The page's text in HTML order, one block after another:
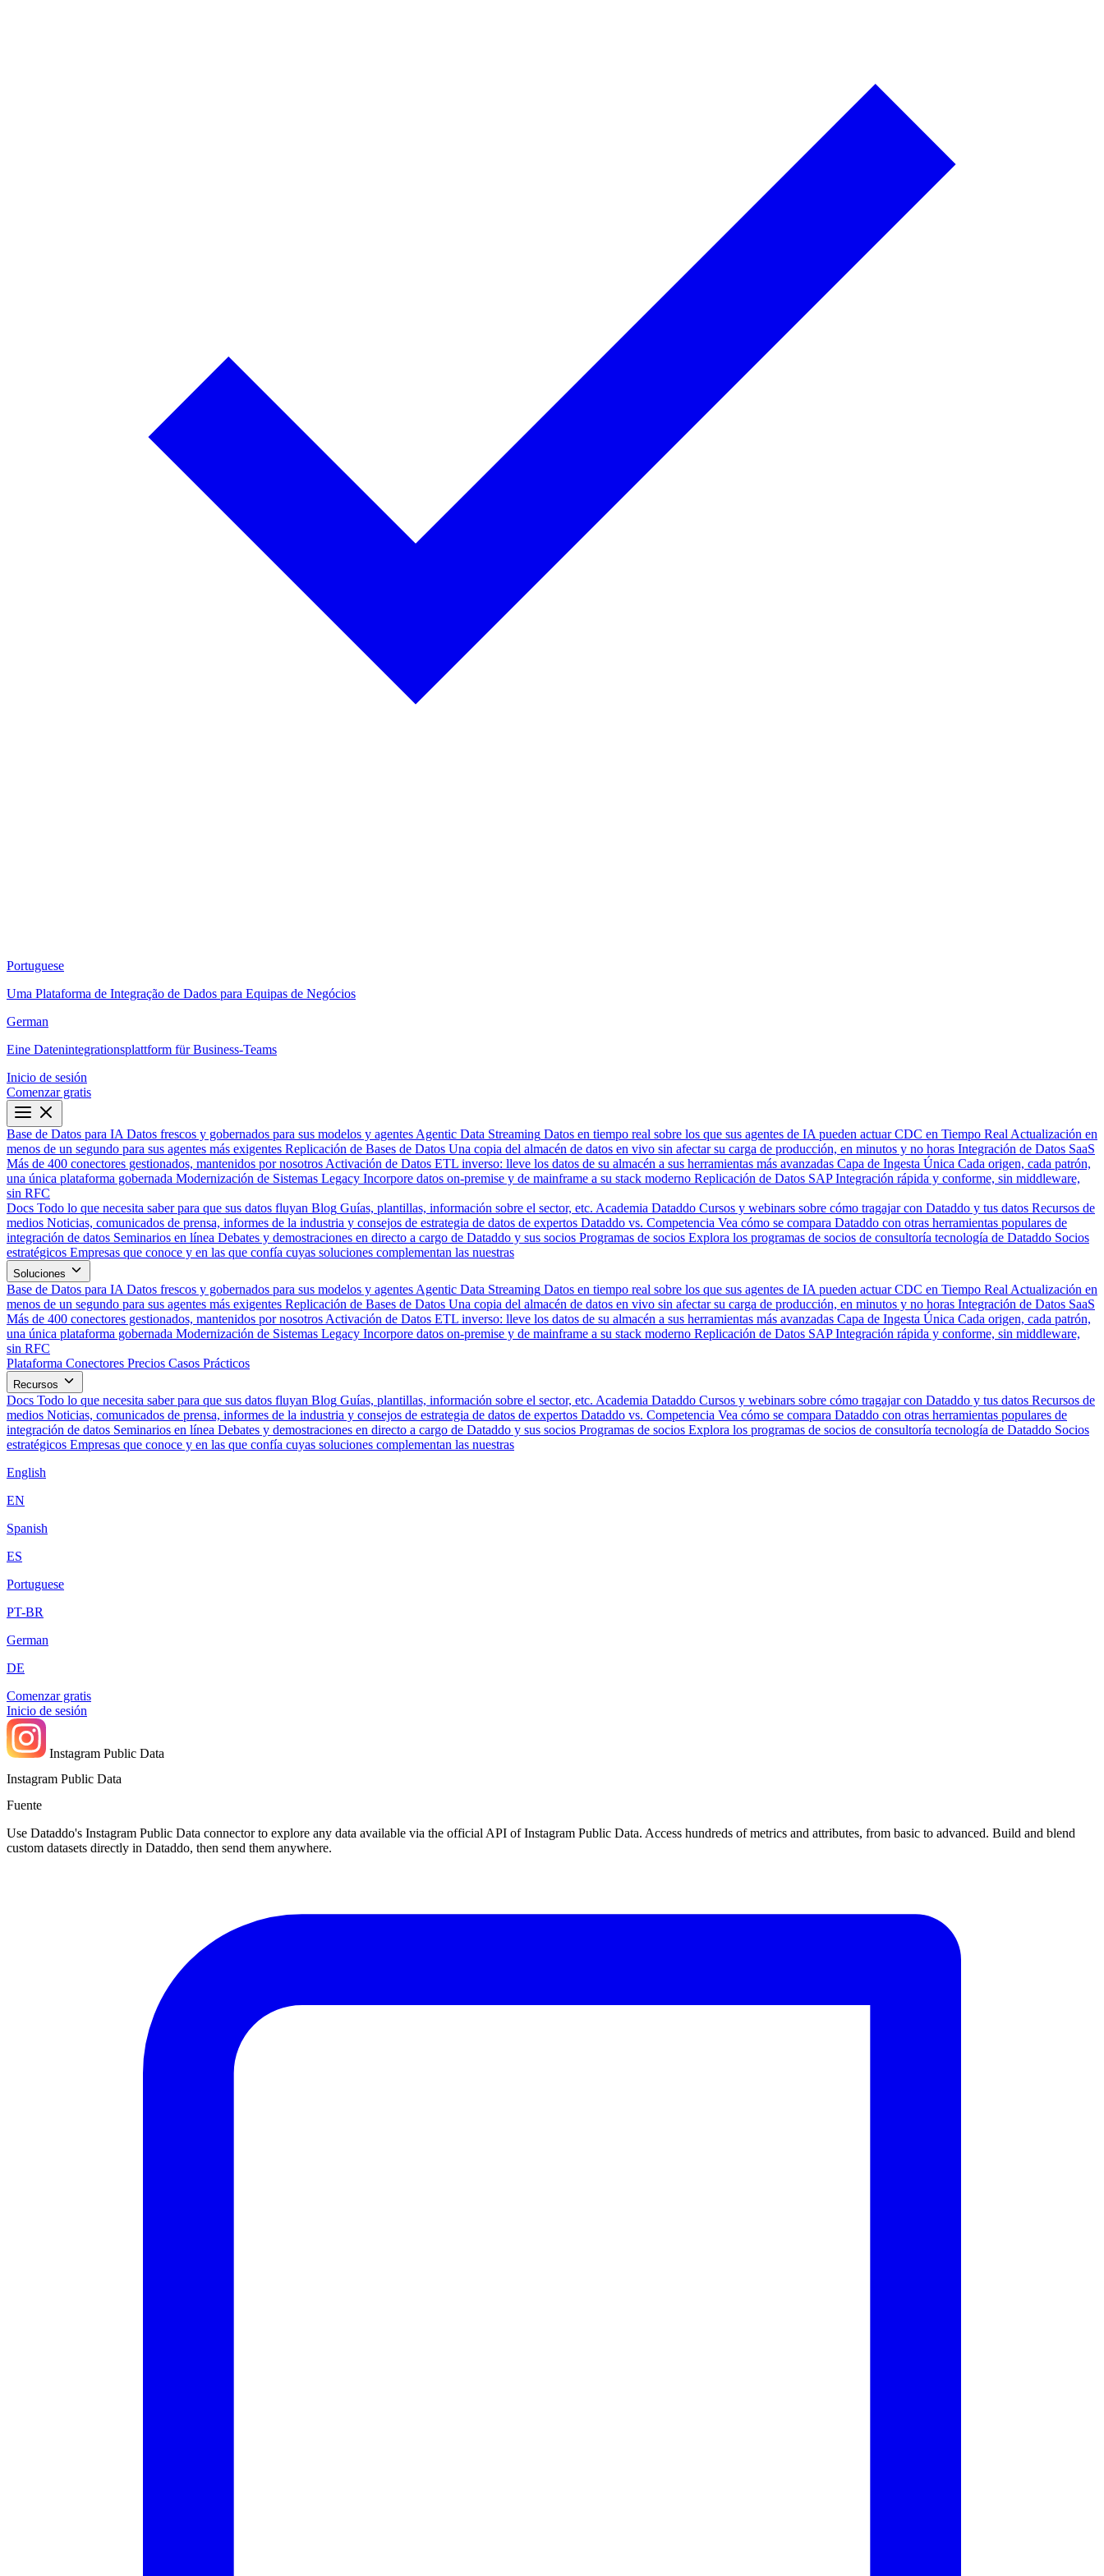
Portuguese
Uma Plataforma de Integração de Dados para Equipas de Negócios
German
Eine Datenintegrationsplattform für Business-Teams
Inicio de sesión
Comenzar gratis
Base de Datos para IA Datos frescos y gobernados para sus modelos y agentes Agentic Data Streaming Datos en tiempo real sobre los que sus agentes de IA pueden actuar CDC en Tiempo Real Actualización en
menos de un segundo para sus agentes más exigentes Replicación de Bases de Datos Una copia del almacén de datos en vivo sin afectar su carga de producción, en minutos y no horas Integración de Datos SaaS
Más de 400 conectores gestionados, mantenidos por nosotros Activación de Datos ETL inverso: lleve los datos de su almacén a sus herramientas más avanzadas Capa de Ingesta Única Cada origen, cada patrón,
una única plataforma gobernada Modernización de Sistemas Legacy Incorpore datos on-premise y de mainframe a su stack moderno Replicación de Datos SAP Integración rápida y conforme, sin middleware,
sin RFC
Docs Todo lo que necesita saber para que sus datos fluyan Blog Guías, plantillas, información sobre el sector, etc. Academia Dataddo Cursos y webinars sobre cómo tragajar con Dataddo y tus datos Recursos de
medios Noticias, comunicados de prensa, informes de la industria y consejos de estrategia de datos de expertos Dataddo vs. Competencia Vea cómo se compara Dataddo con otras herramientas populares de
integración de datos Seminarios en línea Debates y demostraciones en directo a cargo de Dataddo y sus socios Programas de socios Explora los programas de socios de consultoría tecnología de Dataddo Socios
estratégicos Empresas que conoce y en las que confía cuyas soluciones complementan las nuestras
Soluciones
Base de Datos para IA Datos frescos y gobernados para sus modelos y agentes Agentic Data Streaming Datos en tiempo real sobre los que sus agentes de IA pueden actuar CDC en Tiempo Real Actualización en
menos de un segundo para sus agentes más exigentes Replicación de Bases de Datos Una copia del almacén de datos en vivo sin afectar su carga de producción, en minutos y no horas Integración de Datos SaaS
Más de 400 conectores gestionados, mantenidos por nosotros Activación de Datos ETL inverso: lleve los datos de su almacén a sus herramientas más avanzadas Capa de Ingesta Única Cada origen, cada patrón,
una única plataforma gobernada Modernización de Sistemas Legacy Incorpore datos on-premise y de mainframe a su stack moderno Replicación de Datos SAP Integración rápida y conforme, sin middleware,
sin RFC
Plataforma Conectores Precios Casos Prácticos
Recursos
Docs Todo lo que necesita saber para que sus datos fluyan Blog Guías, plantillas, información sobre el sector, etc. Academia Dataddo Cursos y webinars sobre cómo tragajar con Dataddo y tus datos Recursos de
medios Noticias, comunicados de prensa, informes de la industria y consejos de estrategia de datos de expertos Dataddo vs. Competencia Vea cómo se compara Dataddo con otras herramientas populares de
integración de datos Seminarios en línea Debates y demostraciones en directo a cargo de Dataddo y sus socios Programas de socios Explora los programas de socios de consultoría tecnología de Dataddo Socios
estratégicos Empresas que conoce y en las que confía cuyas soluciones complementan las nuestras
English
EN
Spanish
ES
Portuguese
PT-BR
German
DE
Comenzar gratis
Inicio de sesión
Instagram Public Data
Instagram Public Data
Fuente
Use Dataddo's Instagram Public Data connector to explore any data available via the official API of Instagram Public Data. Access hundreds of metrics and attributes, from basic to advanced. Build and blend
custom datasets directly in Dataddo, then send them anywhere.